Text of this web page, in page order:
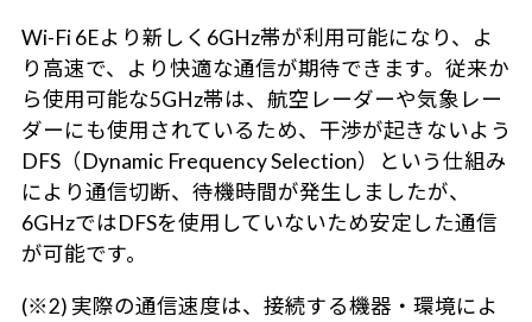
Wi-Fi 6Eより新しく6GHz帯が利用可能になり、よ
り高速で、より快適な通信が期待できます。従来か
ら使用可能な5GHz帯は、航空レーダーや気象レー
ダーにも使用されているため、干渉が起きないよう
DFS（Dynamic Frequency Selection）という仕組み
により通信切断、待機時間が発生しましたが、
6GHzではDFSを使用していないため安定した通信
が可能です。
(※2) 実際の通信速度は、接続する機器・環境によ